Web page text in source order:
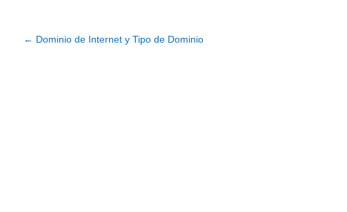
← Dominio de Internet y Tipo de Dominio